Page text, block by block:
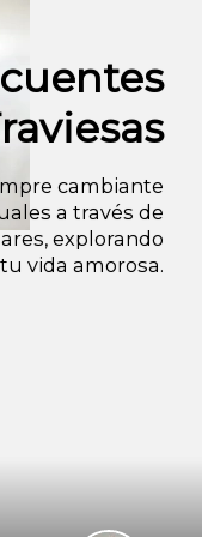
cambiante
a través de
explorando
vida amorosa.